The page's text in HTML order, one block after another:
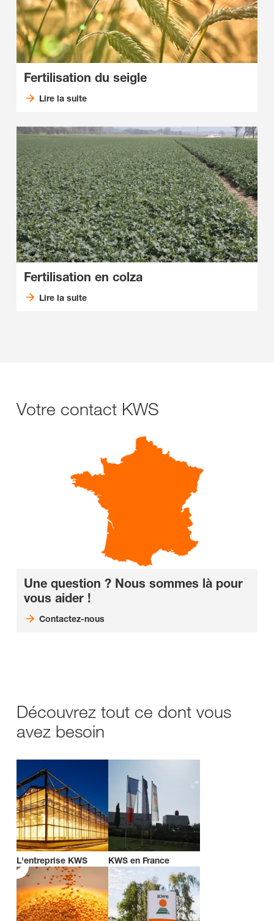
Fertilisation du seigle
Lire la suite
Fertilisation en colza
Lire la suite
Votre contact KWS
Une question ? Nous sommes là pour
vous aider !
Contactez-nous
Découvrez tout ce dont vous
avez besoin
L'entreprise KWS KWS en France